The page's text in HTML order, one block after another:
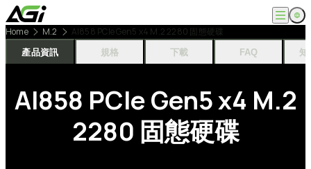
跳
至
主
內
English
繁體中文
公司
最新消息
知識文章
記憶體模組
固態硬碟
外接式固態硬碟
解決方案
超能玩家
Home M.2 AI858 PCIe Gen5 x4 M.2 2280 固態硬碟
產品資訊 規格 下載 FAQ 知
AI858 PCIeGen5x4 M.2
2280 固態硬碟